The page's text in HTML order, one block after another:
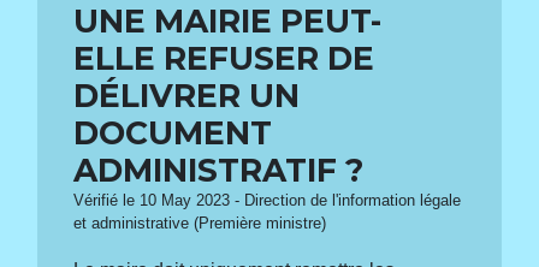
UNE MAIRIE PEUT-
ELLE REFUSER DE
DÉLIVRER UN
DOCUMENT
ADMINISTRATIF ?
Vérifié le 10 May 2023 - Direction de l'information légale
et administrative (Première ministre)